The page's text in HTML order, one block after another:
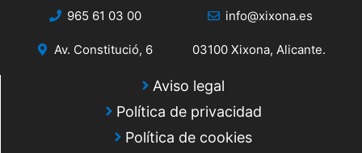
965 61 03 00 info@xixona.es
Av. Constitució, 6 03100 Xixona, Alicante.
Aviso legal
Política de privacidad
Política de cookies